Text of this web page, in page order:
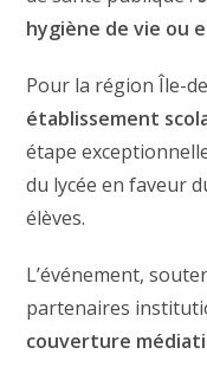
hygiène de vie ou
Pour la région Île-
établissement
étape
du lycée en faveur
élèves.
L’événement,
partenaires
couverture